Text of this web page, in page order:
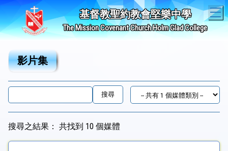
基督教聖約教會堅樂中學
The Mission Covenant Church Holm Glad College
影片集
搜尋之結果： 共找到 10 個媒體